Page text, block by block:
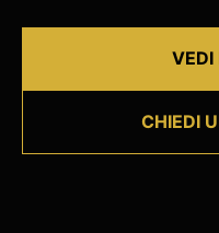
VEDI
CHIEDI